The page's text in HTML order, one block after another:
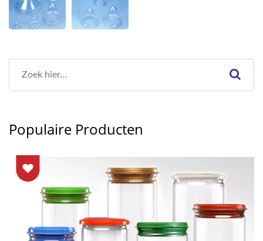
Populaire Producten